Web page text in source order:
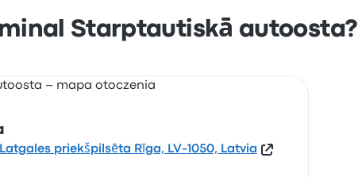
Starptautiskā autoosta?
Latgales priekšpilsēta Rīga, LV-1050, Latvia